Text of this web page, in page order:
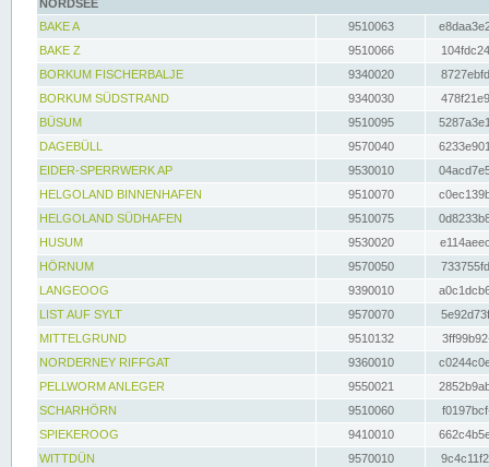
NORDSEE
BAKE A
9510063
BAKE Z
9510066
BORKUM FISCHERBALJE
9340020
BORKUM SÜDSTRAND
9340030
BÜSUM
9510095
DAGEBÜLL
9570040
EIDER-SPERRWERK AP
9530010
HELGOLAND BINNENHAFEN
9510070
HELGOLAND SÜDHAFEN
9510075
HUSUM
9530020
HÖRNUM
9570050
LANGEOOG
9390010
LIST AUF SYLT
9570070
MITTELGRUND
9510132
NORDERNEY RIFFGAT
9360010
PELLWORM ANLEGER
9550021
SCHARHÖRN
9510060
SPIEKEROOG
9410010
WITTDÜN
9570010